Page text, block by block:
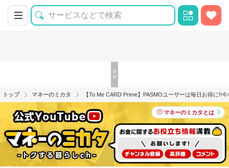
トップ マネーのミカタ 【To Me CARD Prime】PASMOユーザーは毎日お得に!!
マネーのミカタとは